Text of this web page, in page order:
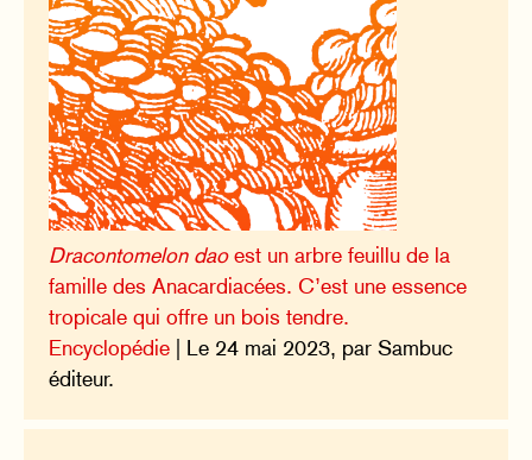
Dracontomelon daoest un arbre feuillu de la
famille des Anacardiacées. C’est une essence
tropicale qui offre un bois tendre.
Encyclopédie | Le 24 mai 2023, par Sambuc
éditeur.